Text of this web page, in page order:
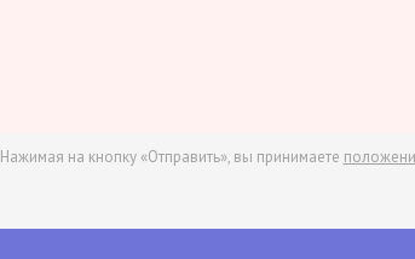
Нажимая на кнопку «Отправить», вы принимаете